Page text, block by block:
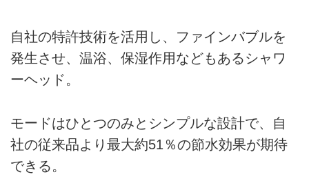
自社の特許技術を活用し、ファインバブルを
発生させ、温浴、保湿作用などもあるシャワ
ーヘッド。
モードはひとつのみとシンプルな設計で、自
社の従来品より最大約51％の節水効果が期待
できる。